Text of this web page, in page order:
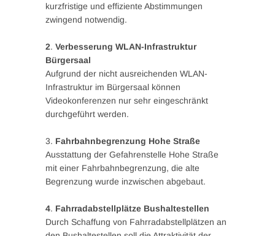
kurzfristige und effiziente Abstimmungen
zwingend notwendig.
2. Verbesserung WLAN-Infrastruktur
Bürgersaal
Aufgrund der nicht ausreichenden WLAN-
Infrastruktur im Bürgersaal können
Videokonferenzen nur sehr eingeschränkt
durchgeführt werden.
3. Fahrbahnbegrenzung Hohe Straße
Ausstattung der Gefahrenstelle Hohe Straße
mit einer Fahrbahnbegrenzung, die alte
Begrenzung wurde inzwischen abgebaut.
4. Fahrradabstellplätze Bushaltestellen
Durch Schaffung von Fahrradabstellplätzen an